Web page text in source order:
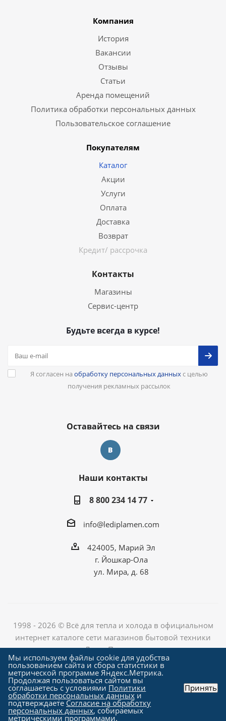
Компания
История
Вакансии
Отзывы
Статьи
Аренда помещений
Политика обработки персональных данных
Пользовательское соглашение
Покупателям
Каталог
Акции
Услуги
Оплата
Доставка
Возврат
Кредит/ рассрочка
Контакты
Магазины
Сервис-центр
Будьте всегда в курсе!
Я согласен на обработку персональных данныхс целью
получения рекламных рассылок
Оставайтесь на связи
Наши контакты
8 800 234 14 77
info@lediplamen.com
424005, Марий Эл
г. Йошкар-Ола
ул. Мира, д. 68
1998 - 2026 © Всё для тепла и холода в официальном
интернет каталоге сети магазинов бытовой техники
«Лед и Пламень»
Создание сайта компания
"Алроникс"
Мы используем файлы cookie для удобства
пользованием сайта и сбора статистики в
метрической программе Яндекс.Метрика.
Продолжая пользоваться сайтом вы
соглашаетесь с условиями Политики
обработки персональных данных и
подтверждаете Согласие на обработку
персональных данных, собираемых
метрическими программами.
Принять